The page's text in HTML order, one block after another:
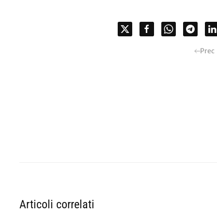
Prec
Articoli correlati